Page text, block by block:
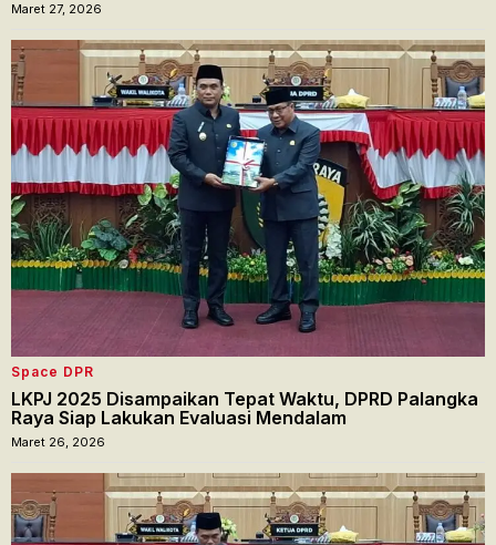
Maret 27, 2026
Space DPR
LKPJ 2025 Disampaikan Tepat Waktu, DPRD Palangka
Raya Siap Lakukan Evaluasi Mendalam
Maret 26, 2026